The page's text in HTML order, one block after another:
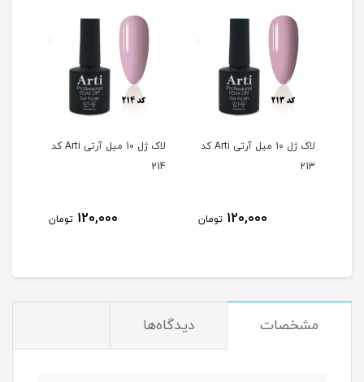
لاک ژل 10 میل آرتی Arti کد
213
120,000 تومان
لاک ژل 10 میل آرتی Arti کد
214
120,000 تومان
مشخصات دیدگاه‌ها